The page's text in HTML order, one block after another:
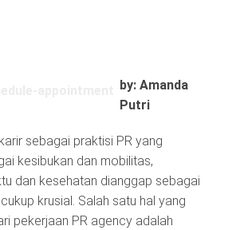
by: Amanda
Putri
sebagai praktisi PR yang
kesibukan dan mobilitas,
dan kesehatan dianggap sebagai
krusial. Salah satu hal yang
pekerjaan PR agency adalah